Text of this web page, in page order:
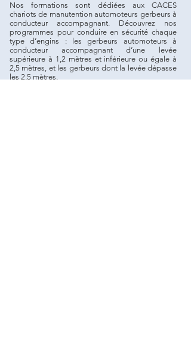
Nos formations sont dédiées aux CACES
chariots de manutention automoteurs gerbeurs à
conducteur accompagnant. Découvrez nos
programmes pour conduire en sécurité chaque
type d’engins : les gerbeurs automoteurs à
conducteur accompagnant d’une levée
supérieure à 1,2 mètres et inférieure ou égale à
2,5 mètres, et les gerbeurs dont la levée dépasse
les 2,5 mètres.